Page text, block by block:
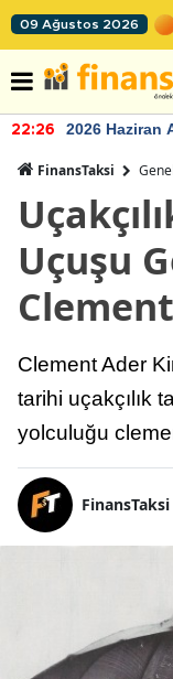
09 Ağustos 2026
22:26 2026 Haziran
FinansTaksi Genel
Uçuşu
Clement Ader
tarihi uçakçılık
yolculuğu